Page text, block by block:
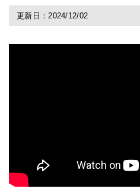
更新日：2024/12/02